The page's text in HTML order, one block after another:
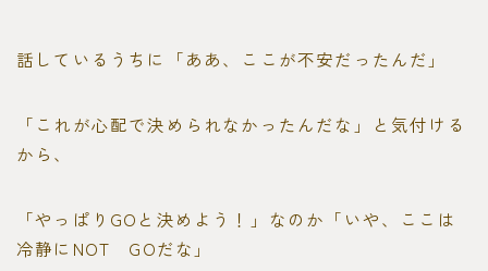
話しているうちに「ああ、ここが不安だったんだ」
「これが心配で決められなかったんだな」と気付ける
から、
「やっぱりGOと決めよう！」なのか「いや、ここは
冷静にNOT GOだな」